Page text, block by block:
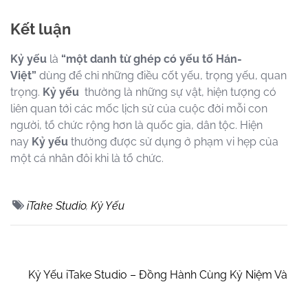
Kết luận
Kỷ yếu là “một danh từ ghép có yếu tố Hán-
Việt” dùng để chỉ những điều cốt yếu, trọng yếu, quan
trọng. Kỷ yếu thường là những sự vật, hiện tượng có
liên quan tới các mốc lịch sử của cuộc đời mỗi con
người, tổ chức rộng hơn là quốc gia, dân tộc. Hiện
nay Kỷ yếu thường được sử dụng ở phạm vi hẹp của
một cá nhân đôi khi là tổ chức.
iTake Studio,Kỷ Yếu
Kỷ Yếu iTake Studio – Đồng Hành Cùng Kỷ Niệm Và